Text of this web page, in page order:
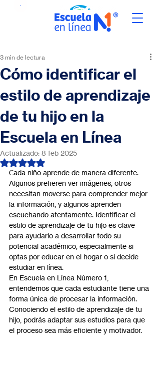
Cómo identificar el
estilo de aprendizaje
de tu hijo en la
Escuela en Línea
3 min de lectura
Actualizado: 8 feb 2025
Obtuvo NaN de 5 estrellas.
Сada niño aprende de manera diferente.
Algunos prefieren ver imágenes, otros
necesitan moverse para comprender mejor
la información, y algunos aprenden
escuchando atentamente. Identificar el
estilo de aprendizaje de tu hijo es clave
para ayudarlo a desarrollar todo su
potencial académico, especialmente si
optas por educar en el hogar o si decide
estudiar en línea.
En Escuela en Línea Número 1,
entendemos que cada estudiante tiene una
forma única de procesar la información.
Conociendo el estilo de aprendizaje de tu
hijo, podrás adaptar sus estudios para que
el proceso sea más eficiente y motivador.